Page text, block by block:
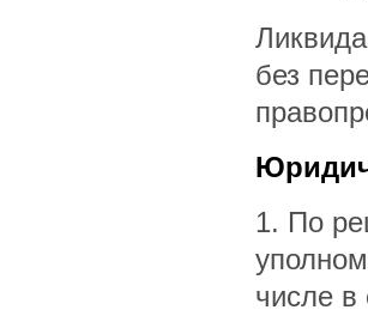
без
1. По
числе в